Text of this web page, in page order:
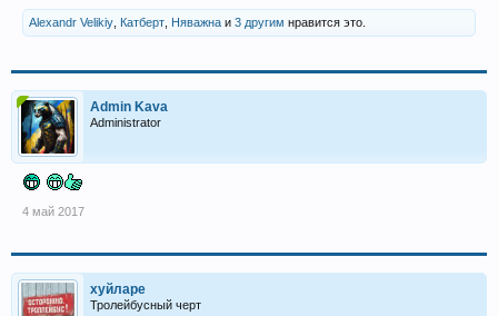
Alexandr Velikiy Катберт Няважна и 3 другим нравится это.
Admin Kava
Administrator
4 май 2017
хуйларе
Тролейбусный черт